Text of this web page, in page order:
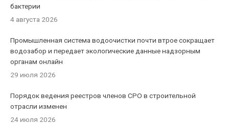
бактерии
4 августа 2026
Промышленная система водоочистки почти втрое сокращает
водозабор и передает экологические данные надзорным
органам онлайн
29 июля 2026
Порядок ведения реестров членов СРО в строительной
отрасли изменен
24 июля 2026